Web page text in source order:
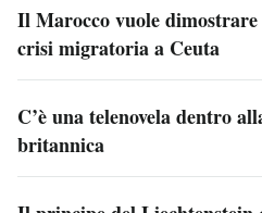
Il Marocco vuole dimostrare
crisi migratoria a Ceuta
C’è una telenovela dentro
britannica